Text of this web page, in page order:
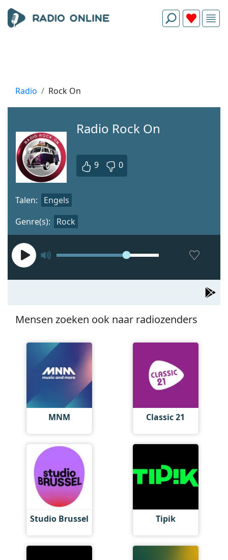
Radio Rock On
Radio Rock On
9 0
Genre(s): Rock
Talen: Engels
Mensen zoeken ook naar radiozenders
MNM Classic 21
Studio Brussel Tipik